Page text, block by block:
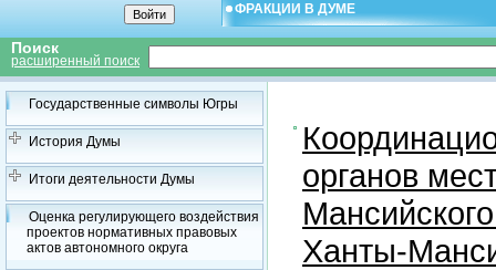
ФРАКЦИИ В ДУМЕ
Поиск
расширенный поиск
Государственные символы Югры
История Думы
Итоги деятельности Думы
Оценка регулирующего воздействия
проектов нормативных правовых
актов автономного округа
органов
Ханты-